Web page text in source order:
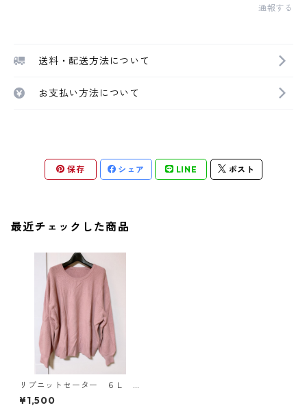
通報する
送料・配送方法について
お支払い方法について
保存 シェア LINE ポスト
最近チェックした商品
リブニットセーター ６Ｌ
ピンク KAE-4389
¥1,500